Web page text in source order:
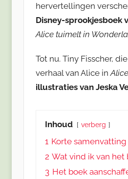
hervertellingen
Disney-sprookjesboek
Alice tuimelt in
Tot nu. Tiny Fisscher,
verhaal van Alice in
illustraties van Jeska
Inhoud verberg
1 Korte samenvatting
2 Wat vind ik van het
3 Het boek